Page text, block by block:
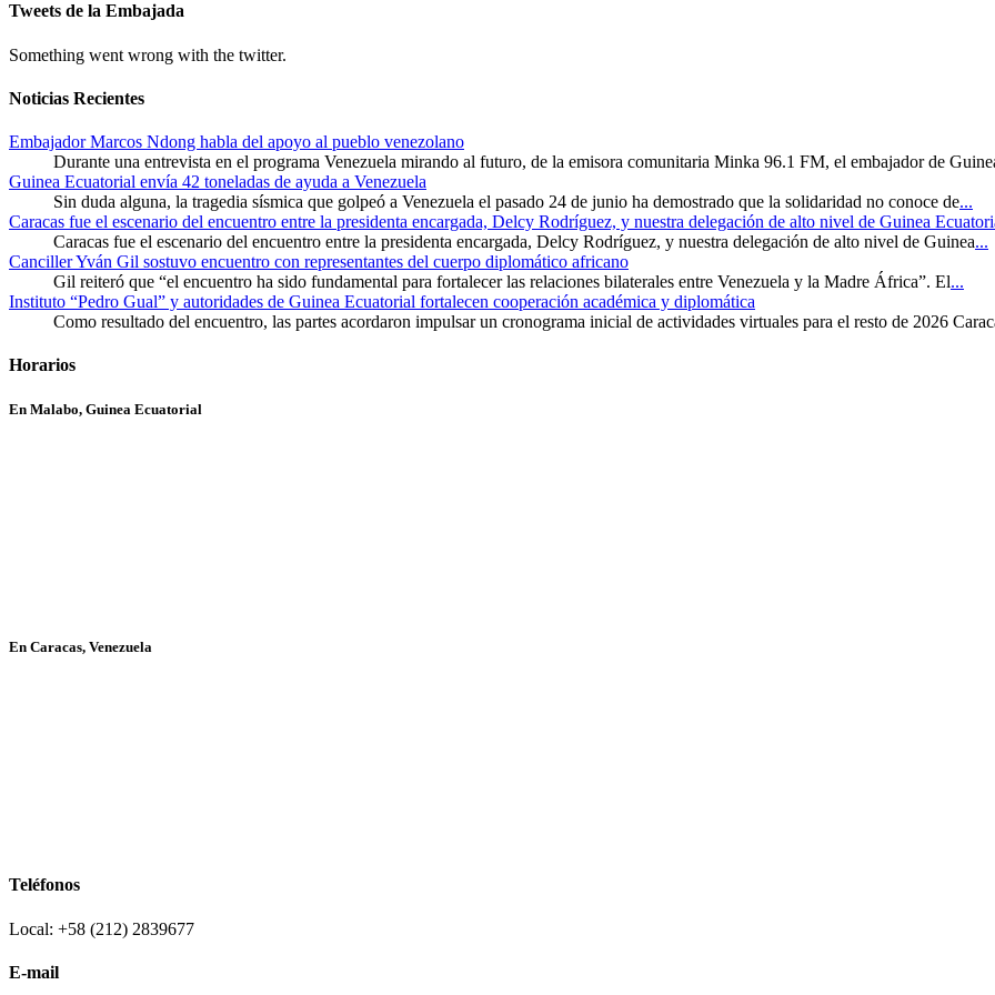
Tweets de la Embajada
Something went wrong with the twitter.
Noticias Recientes
Embajador Marcos Ndong habla del apoyo al pueblo venezolano
Durante una entrevista en el programa Venezuela mirando al futuro, de la emisora comunitaria Minka 96.1 FM, el embajador de
Guinea Ecuatorial envía 42 toneladas de ayuda a Venezuela
Sin duda alguna, la tragedia sísmica que golpeó a Venezuela el pasado 24 de junio ha demostrado que la solidaridad no conoce de...
Caracas fue el escenario del encuentro entre la presidenta encargada, Delcy Rodríguez, y nuestra delegación de alto nivel de Guinea
Caracas fue el escenario del encuentro entre la presidenta encargada, Delcy Rodríguez, y nuestra delegación de alto nivel de Guinea...
Canciller Yván Gil sostuvo encuentro con representantes del cuerpo diplomático africano
Gil reiteró que “el encuentro ha sido fundamental para fortalecer las relaciones bilaterales entre Venezuela y la Madre África”. El...
Instituto “Pedro Gual” y autoridades de Guinea Ecuatorial fortalecen cooperación académica y diplomática
Como resultado del encuentro, las partes acordaron impulsar un cronograma inicial de actividades virtuales para el resto de 2026
Horarios
En Malabo, Guinea Ecuatorial
En Caracas, Venezuela
Teléfonos
Local: +58 (212) 2839677
E-mail